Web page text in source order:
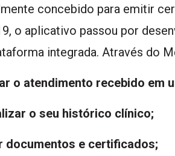
concebido para emitir
o aplicativo passou por
integrada. Através do
o atendimento recebido em
o seu histórico clínico;
documentos e certificados;